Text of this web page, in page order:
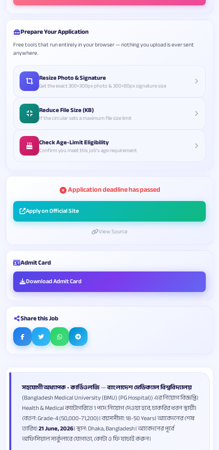
সহযোগী অধ্যাপক - কার্ডিওলজি—বাংলাদেশ মেডিক্যাল বিশ্ববিদ্যালয়
(Bangladesh Medical University (BMU) (PG Hospital)) এর নিয়োগ বিজ্ঞপ্তি।
Health & Medical ক্যাটাগরিতে 1 পদে নিয়োগ দেওয়া হবে, চাকরির ধরন স্থায়ী।
বেতন: Grade-4 (50,000-71,200)। বয়সসীমা: 18-50 Years। আবেদনের শেষ
তারিখ:21 June, 2026। স্থান: Dhaka, Bangladesh। আবেদনের পূর্বে
অফিসিয়াল সার্কুলারে যোগ্যতা, কোটা ও ফি যাচাই করুন।
Prepare Your Application
Free tools that run entirely in your browser — nothing you upload is ever sent
anywhere.
Resize Photo & Signature
Get the exact 300×300px photo & 300×80px signature size
Reduce File Size (KB)
If the circular sets a maximum file size limit
Check Age-Limit Eligibility
Confirm you meet this job's age requirement
Application deadline has passed
Apply on Official Site
View Source
Admit Card
Download Admit Card
Share this Job